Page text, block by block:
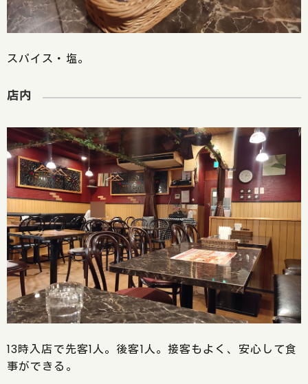
スパイス・塩。
店内
13時入店で先客1人。後客1人。接客もよく、安心して食
事ができる。